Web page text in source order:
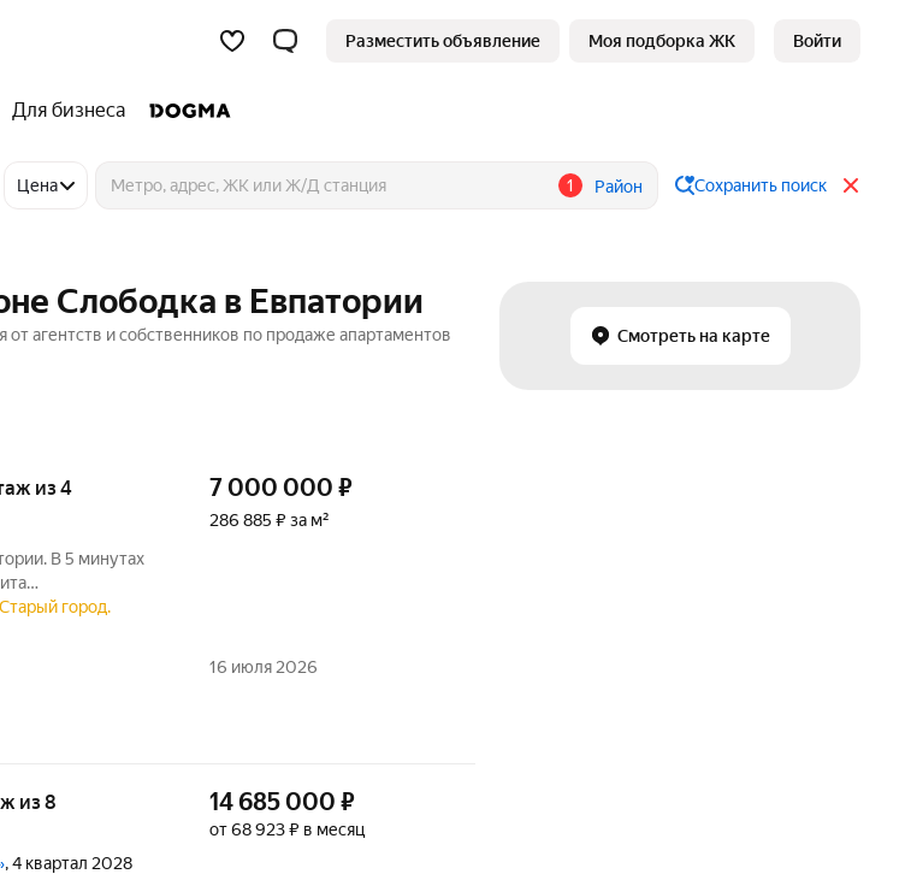
Разместить объявление Моя подборка ЖК Войти
Для бизнеса
Цена 1 Район Сохранить поиск
Смотреть на карте
Слободка в Евпатории
агентств и собственников по продаже апартаментов
из 4
B 5 минутax
кто ищет
7 000 000 ₽
286 885 ₽ за м²
город.
16 июля 2026
из 8
, 4 квартал 2028
14 685 000 ₽
от 68 923 ₽ в месяц